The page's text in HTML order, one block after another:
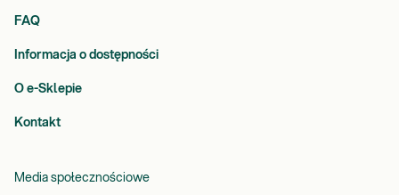
FAQ
Informacja o dostępności
O e-Sklepie
Kontakt
Media społecznościowe